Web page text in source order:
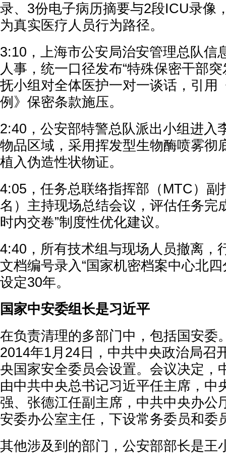
录、3份电子病历摘要与2段ICU录像
为真实医疗人员行为路径。
3:10，上海市公安局治安管理总队信
人事，统一口径发布“特殊保密干部
抚小组对全体医护一对一谈话，引用
例》保密条款施压。
2:40，公安部特警总队派出小组进入
物品区域，采用挥发型生物酶喷雾彻
植入伪造性状物证。
4:05，任务总联络指挥部（MTC）副
名）主持现场总结会议，评估任务完
时内交卷”制度性优化建议。
4:40，所有技术组与现场人员撤离，
文档编号录入“国家机密档案中心北
设定30年。
国家中安委组长是习近平
在负责清理的多部门中，包括国安委
2014年1月24日，中共中央政治局召
央国家安全委员会设置。会议决定，
由中共中央总书记习近平任主席，中
强、张德江任副主席，中共中央办公
安委办公室主任，下设常务委员和委
其他涉及到的部门，公安部部长是王